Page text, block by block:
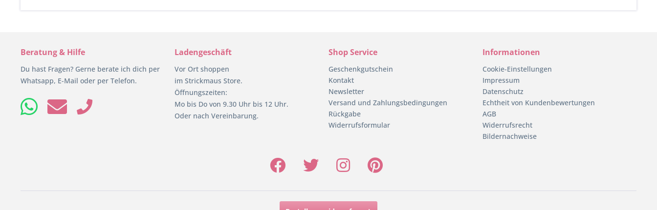
Beratung & Hilfe
Du hast Fragen? Gerne berate ich dich per
Whatsapp, E-Mail oder per Telefon.
Ladengeschäft
Vor Ort shoppen
im Strickmaus Store.
Öffnungszeiten:
Mo bis Do von 9.30 Uhr bis 12 Uhr.
Oder nach Vereinbarung.
Shop Service
Geschenkgutschein
Kontakt
Newsletter
Versand und Zahlungsbedingungen
Rückgabe
Widerrufsformular
Informationen
Cookie-Einstellungen
Impressum
Datenschutz
Echtheit von Kundenbewertungen
AGB
Widerrufsrecht
Bildernachweise